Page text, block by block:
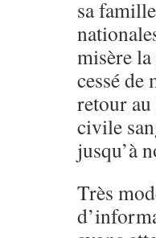
sa
misère
cessé de
retour
civile
jusqu’à
Très